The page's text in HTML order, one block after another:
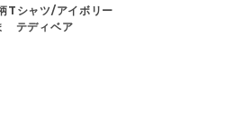
Tシャツ/アイボリー
テディベア